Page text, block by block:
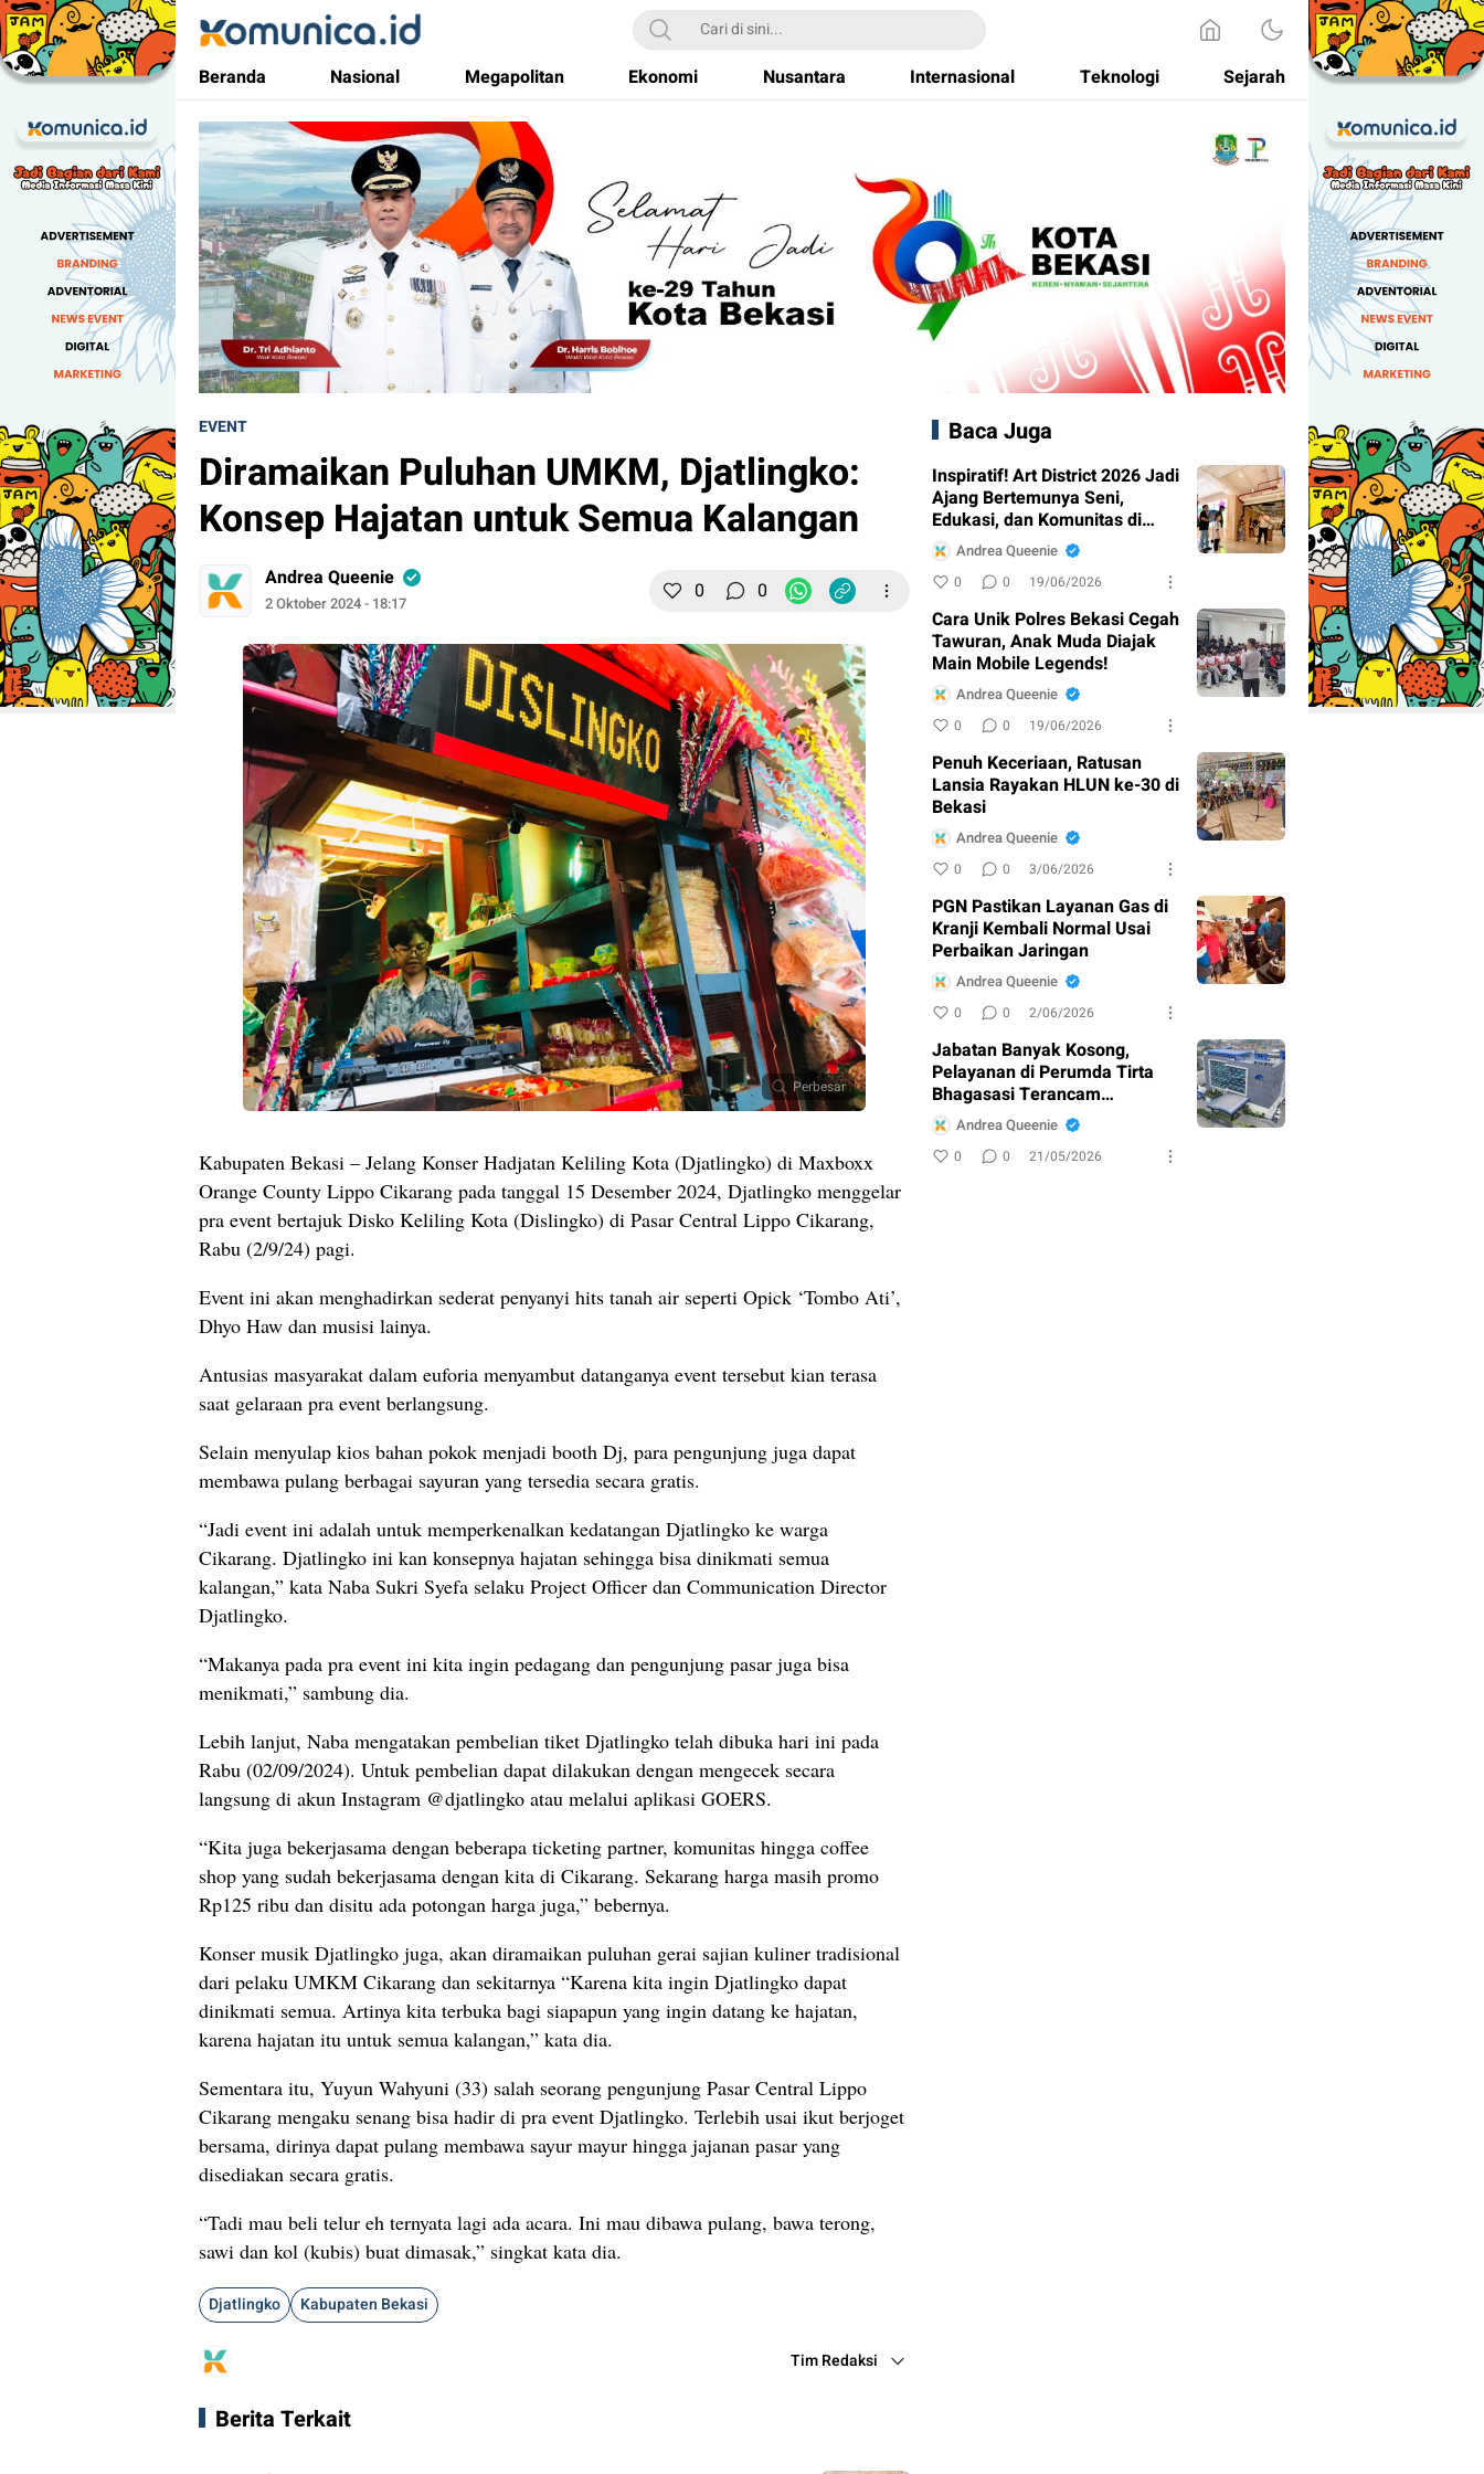
Komunica
Media Informasi Masa Kini
Beranda Nasional Megapolitan Ekonomi Nusantara Internasional Teknologi Sejarah
EVENT
Diramaikan Puluhan UMKM, Djatlingko:
Konsep Hajatan untuk Semua Kalangan
Andrea Queenie
2 Oktober 2024 - 18:17 0 0
Perbesar
Kabupaten Bekasi – Jelang Konser Hadjatan Keliling Kota (Djatlingko) di Maxboxx
Orange County Lippo Cikarang pada tanggal 15 Desember 2024, Djatlingko menggelar
pra event bertajuk Disko Keliling Kota (Dislingko) di Pasar Central Lippo Cikarang,
Rabu (2/9/24) pagi.
Event ini akan menghadirkan sederat penyanyi hits tanah air seperti Opick ‘Tombo Ati’,
Dhyo Haw dan musisi lainya.
Antusias masyarakat dalam euforia menyambut datanganya event tersebut kian terasa
saat gelaraan pra event berlangsung.
Selain menyulap kios bahan pokok menjadi booth Dj, para pengunjung juga dapat
membawa pulang berbagai sayuran yang tersedia secara gratis.
“Jadi event ini adalah untuk memperkenalkan kedatangan Djatlingko ke warga
Cikarang. Djatlingko ini kan konsepnya hajatan sehingga bisa dinikmati semua
kalangan,” kata Naba Sukri Syefa selaku Project Officer dan Communication Director
Djatlingko.
“Makanya pada pra event ini kita ingin pedagang dan pengunjung pasar juga bisa
menikmati,” sambung dia.
Lebih lanjut, Naba mengatakan pembelian tiket Djatlingko telah dibuka hari ini pada
Rabu (02/09/2024). Untuk pembelian dapat dilakukan dengan mengecek secara
langsung di akun Instagram @djatlingko atau melalui aplikasi GOERS.
“Kita juga bekerjasama dengan beberapa ticketing partner, komunitas hingga coffee
shop yang sudah bekerjasama dengan kita di Cikarang. Sekarang harga masih promo
Rp125 ribu dan disitu ada potongan harga juga,” bebernya.
Konser musik Djatlingko juga, akan diramaikan puluhan gerai sajian kuliner tradisional
dari pelaku UMKM Cikarang dan sekitarnya “Karena kita ingin Djatlingko dapat
dinikmati semua. Artinya kita terbuka bagi siapapun yang ingin datang ke hajatan,
karena hajatan itu untuk semua kalangan,” kata dia.
Sementara itu, Yuyun Wahyuni (33) salah seorang pengunjung Pasar Central Lippo
Cikarang mengaku senang bisa hadir di pra event Djatlingko. Terlebih usai ikut berjoget
bersama, dirinya dapat pulang membawa sayur mayur hingga jajanan pasar yang
disediakan secara gratis.
“Tadi mau beli telur eh ternyata lagi ada acara. Ini mau dibawa pulang, bawa terong,
sawi dan kol (kubis) buat dimasak,” singkat kata dia.
Djatlingko Kabupaten Bekasi
Tim Redaksi
Berita Terkait
Baca Juga
Inspiratif! Art District 2026 Jadi
Ajang Bertemunya Seni,
Edukasi, dan Komunitas di
Cikarang
Andrea Queenie
0 0 19/06/2026
Cara Unik Polres Bekasi Cegah
Tawuran, Anak Muda Diajak
Main Mobile Legends!
Andrea Queenie
0 0 19/06/2026
Penuh Keceriaan, Ratusan
Lansia Rayakan HLUN ke-30 di
Bekasi
Andrea Queenie
0 0 3/06/2026
PGN Pastikan Layanan Gas di
Kranji Kembali Normal Usai
Perbaikan Jaringan
Andrea Queenie
0 0 2/06/2026
Jabatan Banyak Kosong,
Pelayanan di Perumda Tirta
Bhagasasi Terancam
Amburadul?
Andrea Queenie
0 0 21/05/2026